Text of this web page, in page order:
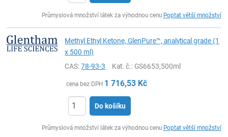
Průmyslová množství látek za výhodnou cenu Poptat větší množství
Methyl Ethyl Ketone, GlenPure™, analytical grade (1
x 500 ml)
CAS:78-93-3 Kat. č.: GS6653,500ml
cena bez DPH 1 716,53 Kč
Do košíku
Průmyslová množství látek za výhodnou cenu Poptat větší množství